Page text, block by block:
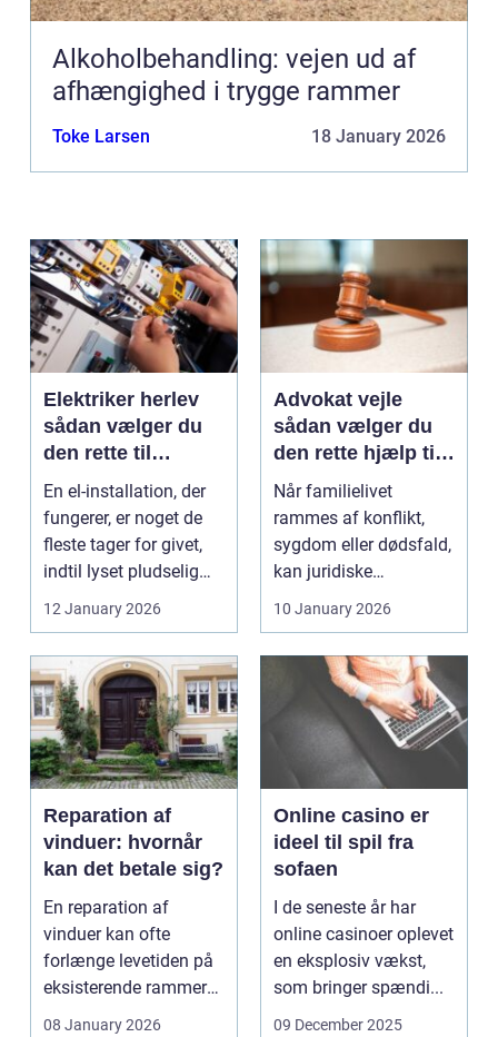
Alkoholbehandling: vejen ud af
afhængighed i trygge rammer
Toke Larsen 18 January 2026
Elektriker herlev
sådan vælger du
den rette til
opgaven
En el-installation, der
fungerer, er noget de
fleste tager for givet,
indtil lyset pludselig
går, el...
12 January 2026
Advokat vejle
sådan vælger du
den rette hjælp til
familien
Når familielivet
rammes af konflikt,
sygdom eller dødsfald,
kan juridiske
spørgsmål hurtigt
vokse si...
10 January 2026
Reparation af
vinduer: hvornår
kan det betale sig?
En reparation af
vinduer kan ofte
forlænge levetiden på
eksisterende rammer
og glas med ...
08 January 2026
Online casino er
ideel til spil fra
sofaen
I de seneste år har
online casinoer oplevet
en eksplosiv vækst,
som bringer spændi...
09 December 2025